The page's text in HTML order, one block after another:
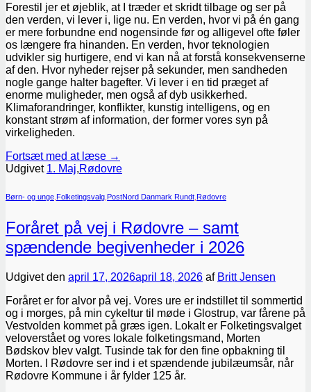
Forestil jer et øjeblik, at I træder et skridt tilbage og ser på
den verden, vi lever i, lige nu. En verden, hvor vi på én gang
er mere forbundne end nogensinde før og alligevel ofte føler
os længere fra hinanden. En verden, hvor teknologien
udvikler sig hurtigere, end vi kan nå at forstå konsekvenserne
af den. Hvor nyheder rejser på sekunder, men sandheden
nogle gange halter bagefter. Vi lever i en tid præget af
enorme muligheder, men også af dyb usikkerhed.
Klimaforandringer, konflikter, kunstig intelligens, og en
konstant strøm af information, der former vores syn på
virkeligheden.
Fortsæt med at læse →
Udgivet 1. Maj,Rødovre
Børn- og unge Folketingsvalg PostNord Danmark Rundt Rødovre
Foråret på vej i Rødovre – samt
spændende begivenheder i 2026
Udgivet den april 17, 2026april 18, 2026 af Britt Jensen
Foråret er for alvor på vej. Vores ure er indstillet til sommertid
og i morges, på min cykeltur til møde i Glostrup, var fårene på
Vestvolden kommet på græs igen. Lokalt er Folketingsvalget
veloverstået og vores lokale folketingsmand, Morten
Bødskov blev valgt. Tusinde tak for den fine opbakning til
Morten. I Rødovre ser ind i et spændende jubilæumsår, når
Rødovre Kommune i år fylder 125 år.